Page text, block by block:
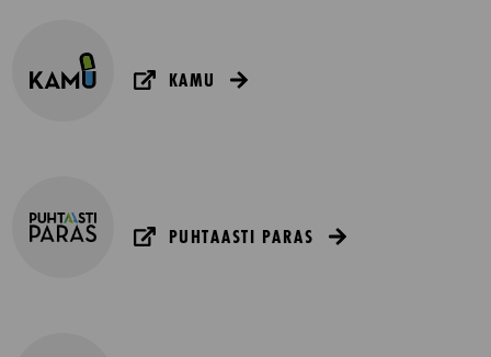
KAMU
PUHTAASTI PARAS